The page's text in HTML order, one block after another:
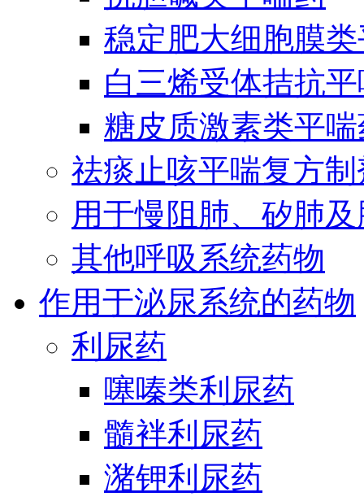
稳定肥大细胞膜
白三烯受体拮抗
糖皮质激素类平
祛痰止咳平喘复方制
用于慢阻肺、矽肺
其他呼吸系统药物
作用于泌尿系统的药物
利尿药
噻嗪类利尿药
髓袢利尿药
潴钾利尿药